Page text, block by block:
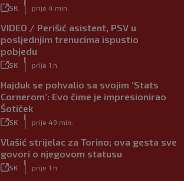
SK prije 4 min.
VIDEO / Perišić asistent, PSV u
posljednjim trenucima ispustio
pobjedu
SK prije 1 h
Hajduk se pohvalio sa svojim ‘Stats
Cornerom’: Evo čime je impresionirao
Šotiček
SK prije 49 min.
Vlašić strijelac za Torino; ova gesta sve
govori o njegovom statusu
SK prije 1 h